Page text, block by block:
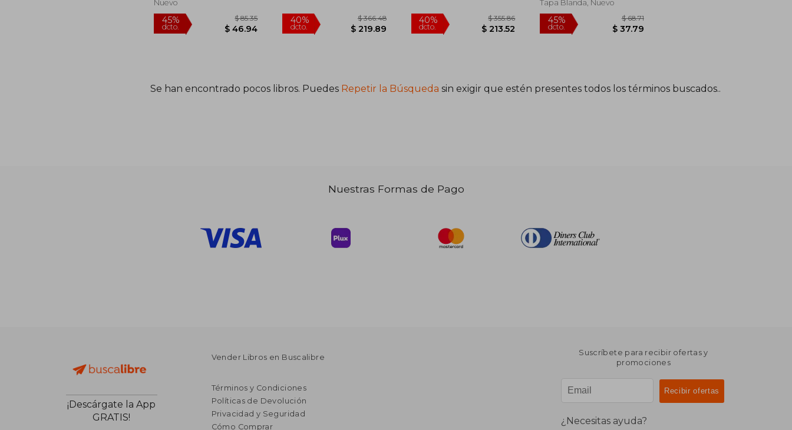
Nuevo
Tapa Blanda, Nuevo
Se han encontrado pocos libros. Puedes Repetir la Búsqueda sin exigir que estén presentes todos los términos buscados..
Nuestras Formas de Pago
¡Descárgate la App
GRATIS!
Vender Libros en Buscalibre
Términos y Condiciones
Políticas de Devolución
Privacidad y Seguridad
Cómo Comprar
Suscríbete para recibir ofertas y
promociones
¿Necesitas ayuda?